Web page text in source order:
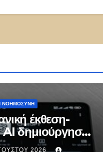
ΝΟΗΜΟΣΎΝΗ
έκθεση-
δημιούργησε
ταυτότητες
2026